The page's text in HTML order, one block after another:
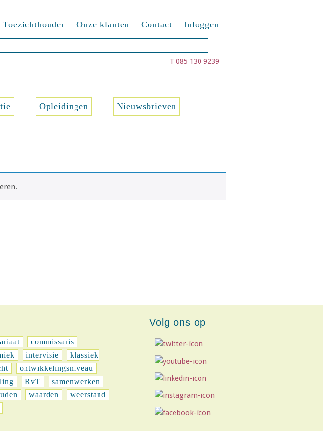
Onze klanten Contact Inloggen
T 085 130 9239
Opleidingen
Nieuwsbrieven
commissaris
intervisie
klassiek
ontwikkelingsniveau
RvT
samenwerken
waarden
weerstand
Volg ons op